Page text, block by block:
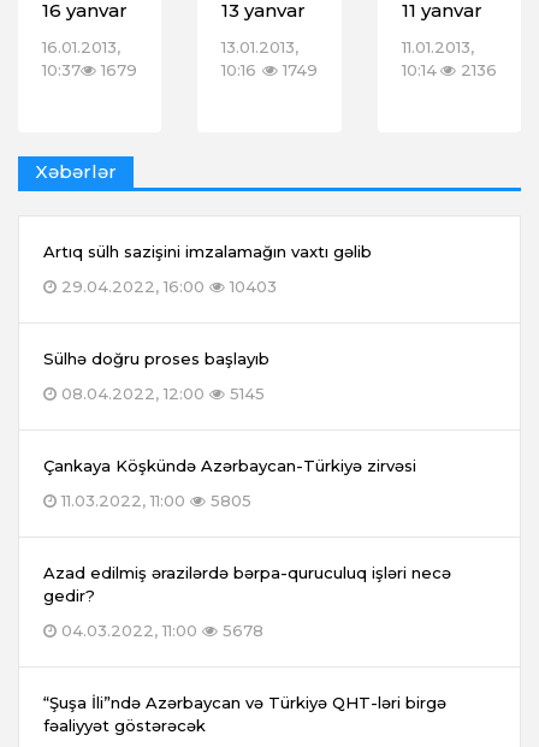
16 yanvar
16.01.2013,
10:37
1679
13 yanvar
13.01.2013,
10:16
1749
11 yanvar
11.01.2013,
10:14
2136
Xəbərlər
Artıq sülh sazişini imzalamağın vaxtı gəlib
29.04.2022, 16:00
10403
Sülhə doğru proses başlayıb
08.04.2022, 12:00
5145
Çankaya Köşkündə Azərbaycan-Türkiyə zirvəsi
11.03.2022, 11:00
5805
Azad edilmiş ərazilərdə bərpa-quruculuq işləri necə
gedir?
04.03.2022, 11:00
5678
“Şuşa İli”ndə Azərbaycan və Türkiyə QHT-ləri birgə
fəaliyyət göstərəcək